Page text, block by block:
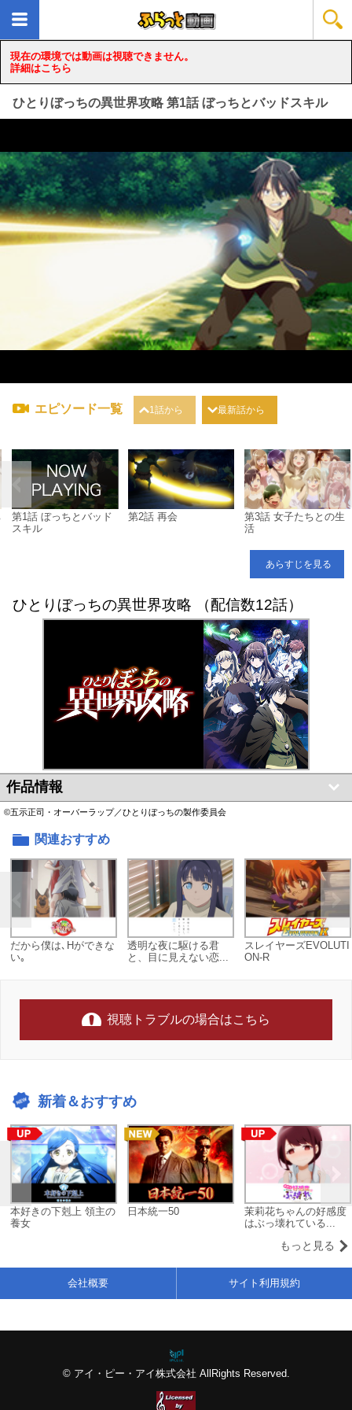
現在の環境では動画は視聴できません。
詳細はこちら
ひとりぼっちの異世界攻略 第1話 ぼっちとバッドスキル
エピソード一覧 1話から 最新話から
第1話 ぼっちとバッド
スキル
第2話 再会
第3話 女子たちとの生
活
あらすじを見る
ひとりぼっちの異世界攻略 （配信数12話）
作品情報
©五示正司・オーバーラップ／ひとりぼっちの製作委員会
関連おすすめ
だから僕は､Hができな
い｡
透明な夜に駆ける君
と、目に見えない恋...
スレイヤーズEVOLUTI
ON-R
視聴トラブルの場合はこちら
新着＆おすすめ
本好きの下剋上 領主の
養女
日本統一50
茉莉花ちゃんの好感度
はぶっ壊れている...
もっと見る
© アイ・ピー・アイ株式会社 AllRights Reserved.
会社概要 サイト利用規約